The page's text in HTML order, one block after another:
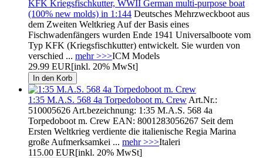
KFK Kriegsfischkutter, WWII German multi-purpose boat
(100% new molds) in 1:144 Deutsches Mehrzweckboot aus
dem Zweiten Weltkrieg Auf der Basis eines
Fischwadenfängers wurden Ende 1941 Universalboote vom
Typ KFK (Kriegsfischkutter) entwickelt. Sie wurden von
verschied ... mehr >>>ICM Models
29.99 EUR[inkl. 20% MwSt]
1:35 M.A.S. 568 4a Torpedoboot m. Crew Art.Nr.:
510005626 Art.bezeichnung: 1:35 M.A.S. 568 4a
Torpedoboot m. Crew EAN: 8001283056267 Seit dem
Ersten Weltkrieg verdiente die italienische Regia Marina
große Aufmerksamkei ... mehr >>>Italeri
115.00 EUR[inkl. 20% MwSt]